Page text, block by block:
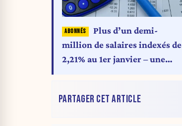
Plus d’un demi-
million de salaires indexés de
2,21% au 1er janvier – une
salaire
PARTAGER CET ARTICLE